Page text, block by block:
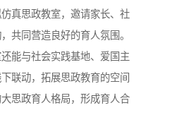
真思政教室，邀请家长、社
共同营造良好的育人氛围。
能与社会实践基地、爱国主
联动，拓展思政教育的空间
思政育人格局，形成育人合